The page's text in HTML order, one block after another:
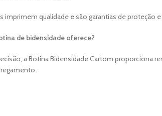
imprimem qualidade e são garantias de proteção
de bidensidade oferece?
a Botina Bidensidade Cartom proporciona